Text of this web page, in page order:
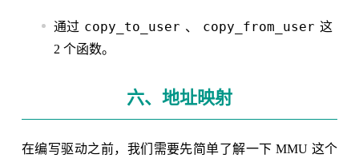
通过 copy_to_user 、 copy_from_user 这
2 个函数。
六、地址映射
在编写驱动之前，我们需要先简单了解一下 MMU 这个